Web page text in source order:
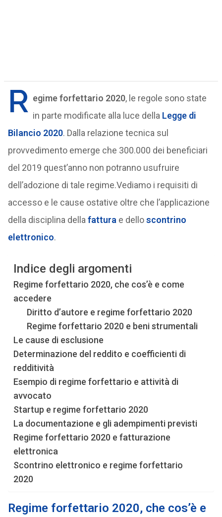
R egime forfettario 2020, le regole sono state
in parte modificate alla luce della Legge di
Bilancio 2020. Dalla relazione tecnica sul
provvedimento emerge che 300.000 dei beneficiari
del 2019 quest’anno non potranno usufruire
dell’adozione di tale regime.Vediamo i requisiti di
accesso e le cause ostative oltre che l’applicazione
della disciplina della fattura e delloscontrino
elettronico.
Indice degli argomenti
Regime forfettario 2020, che cos’è e come
accedere
Diritto d’autore e regime forfettario 2020
Regime forfettario 2020 e beni strumentali
Le cause di esclusione
Determinazione del reddito e coefficienti di
redditività
Esempio di regime forfettario e attività di
avvocato
Startup e regime forfettario 2020
La documentazione e gli adempimenti previsti
Regime forfettario 2020 e fatturazione
elettronica
Scontrino elettronico e regime forfettario
2020
Regime forfettario 2020, che cos’è e